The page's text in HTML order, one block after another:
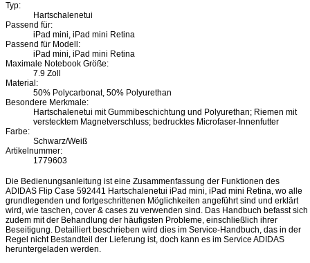
Typ:
Hartschalenetui
Passend für:
iPad mini, iPad mini Retina
Passend für Modell:
iPad mini, iPad mini Retina
Maximale Notebook Größe:
7.9 Zoll
Material:
50% Polycarbonat, 50% Polyurethan
Besondere Merkmale:
Hartschalenetui mit Gummibeschichtung und Polyurethan; Riemen mit
verstecktem Magnetverschluss; bedrucktes Microfaser-Innenfutter
Farbe:
Schwarz/Weiß
Artikelnummer:
1779603
Die Bedienungsanleitung ist eine Zusammenfassung der Funktionen des
ADIDAS Flip Case 592441 Hartschalenetui iPad mini, iPad mini Retina, wo alle
grundlegenden und fortgeschrittenen Möglichkeiten angeführt sind und erklärt
wird, wie taschen, cover & cases zu verwenden sind. Das Handbuch befasst sich
zudem mit der Behandlung der häufigsten Probleme, einschließlich ihrer
Beseitigung. Detailliert beschrieben wird dies im Service-Handbuch, das in der
Regel nicht Bestandteil der Lieferung ist, doch kann es im Service ADIDAS
heruntergeladen werden.